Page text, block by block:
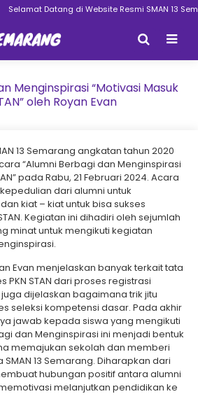
Selamat Datang di Website Resmi SMAN 13
Menginspirasi “Motivasi Masuk
oleh Royan Evan
13 Semarang angkatan tahun 2020
“Alumni Berbagi dan Menginspirasi
pada Rabu, 21 Februari 2024. Acara
dari alumni untuk
kiat – kiat untuk bisa sukses
Kegiatan ini dihadiri oleh sejumlah
minat untuk mengikuti kegiatan
Evan menjelaskan banyak terkait tata
STAN dari proses registrasi
dijelaskan bagaimana trik jitu
seleksi kompetensi dasar. Pada akhir
jawab kepada siswa yang mengikuti
dan Menginspirasi ini menjadi bentuk
memajukan sekolah dan memberi
13 Semarang. Diharapkan dari
hubungan positif antara alumni
melanjutkan pendidikan ke